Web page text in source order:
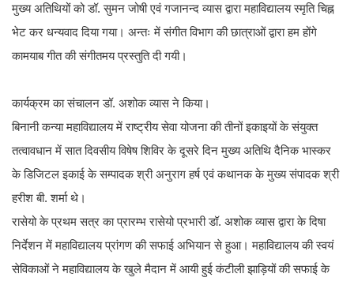
मुख्य अतिथियों को डॉ. सुमन जोषी एवं गजानन्द व्यास द्वारा महाविद्यालय स्मृति चिह्न
भेट कर धन्यवाद दिया गया। अन्तः में संगीत विभाग की छात्राओं द्वारा हम होंगे
कामयाब गीत की संगीतमय प्रस्तुति दी गयी।
कार्यक्रम का संचालन डॉ. अशोक व्यास ने किया।
बिनानी कन्या महाविद्यालय में राष्ट्रीय सेवा योजना की तीनों इकाइयों के संयुक्त
तत्वावधान में सात दिवसीय विषेष शिविर के दूसरे दिन मुख्य अतिथि दैनिक भास्कर
के डिजिटल इकाई के सम्पादक श्री अनुराग हर्ष एवं कथानक के मुख्य संपादक श्री
हरीश बी. शर्मा थे।
रासेयो के प्रथम सत्र का प्रारम्भ रासेयो प्रभारी डॉ. अशोक व्यास द्वारा के दिषा
निर्देशन में महाविद्यालय प्रांगण की सफाई अभियान से हुआ। महाविद्यालय की स्वयं
सेविकाओं ने महाविद्यालय के खुले मैदान में आयी हुई कंटीली झाड़ियों की सफाई के